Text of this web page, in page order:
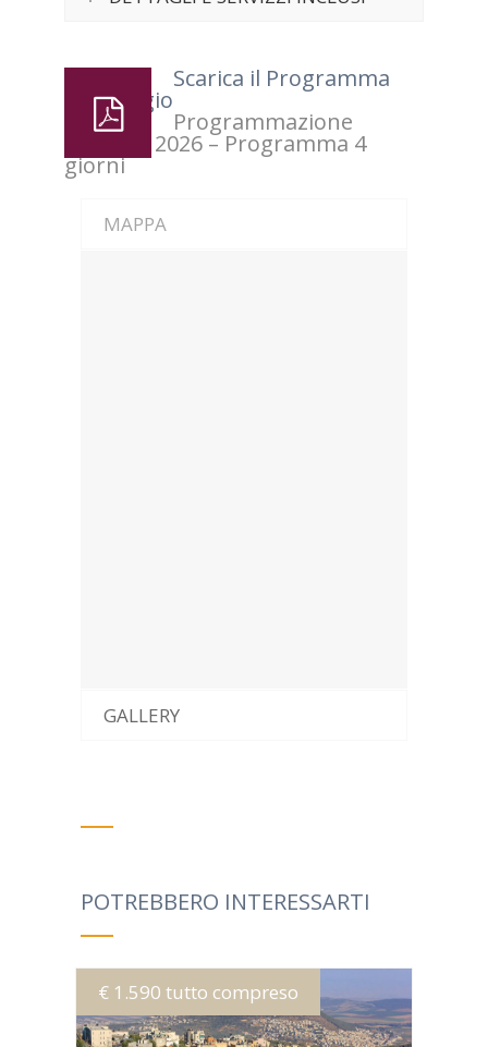
Scarica il Programma
del viaggio
Programmazione
Lourdes 2026 – Programma 4
giorni
MAPPA
GALLERY
POTREBBERO INTERESSARTI
€ 1.590 tutto compreso
MORE INFO